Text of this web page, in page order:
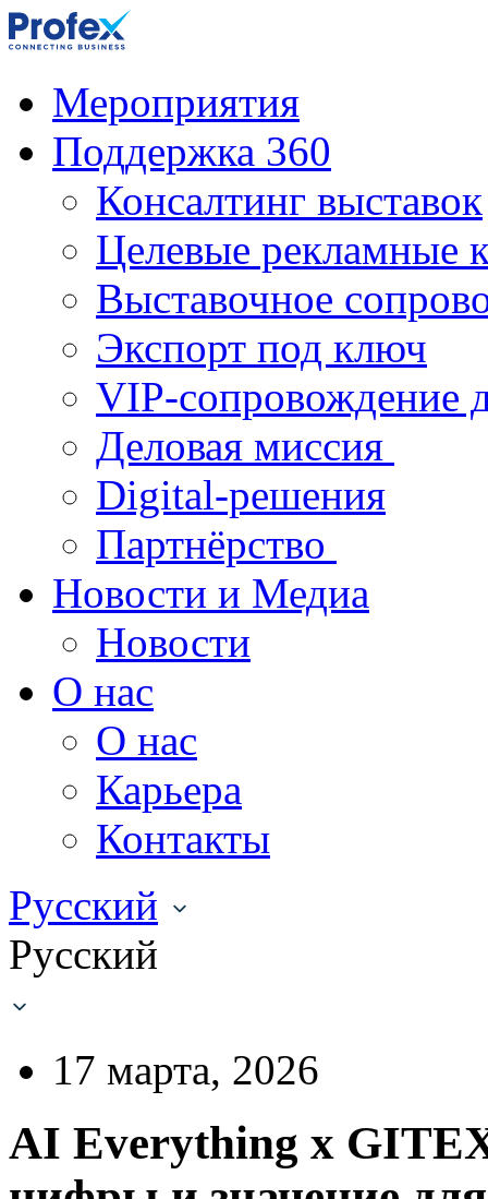
Мероприятия
Поддержка 360
Консалтинг выставок
Целевые рекламные
Выставочное
Экспорт под ключ
VIP-сопровождение
Деловая миссия
Digital-решения
Партнёрство
Новости и Медиа
Новости
О нас
О нас
Карьера
Контакты
Русский
Русский
17 марта, 2026
AI Everything x